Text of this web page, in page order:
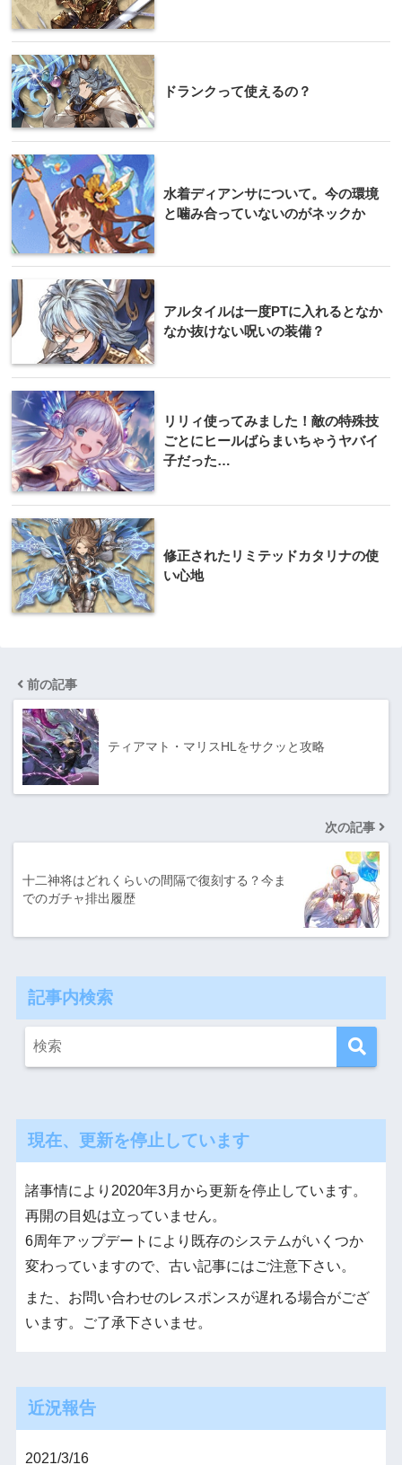
ドランクって使えるの？
水着ディアンサについて。今の環境
と噛み合っていないのがネックか
アルタイルは一度PTに入れるとなか
なか抜けない呪いの装備？
リリィ使ってみました！敵の特殊技
ごとにヒールばらまいちゃうヤバイ
子だった…
修正されたリミテッドカタリナの使
い心地
前の記事
ティアマト・マリスHLをサクッと攻略
次の記事
十二神将はどれくらいの間隔で復刻する？今ま
でのガチャ排出履歴
記事内検索
現在、更新を停止しています
諸事情により2020年3月から更新を停止しています。
再開の目処は立っていません。
6周年アップデートにより既存のシステムがいくつか
変わっていますので、古い記事にはご注意下さい。
また、お問い合わせのレスポンスが遅れる場合がござ
います。ご了承下さいませ。
近況報告
2021/3/16